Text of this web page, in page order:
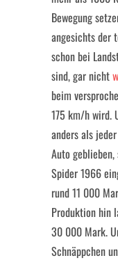
Bewegung
angesichts der
schon bei
sind, gar nicht
beim
175 km/h wird.
anders als
Auto
Spider 1966
rund 11 000
Produktion hin
30 000 Mark.
Schnäppchen